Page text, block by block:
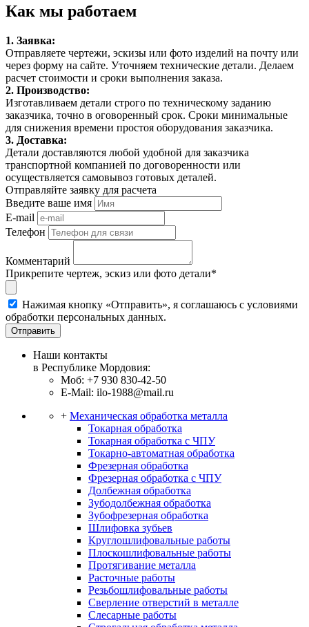
Как мы работаем
1. Заявка:
Отправляете чертежи, эскизы или фото изделий на почту или
через форму на сайте. Уточняем технические детали. Делаем
расчет стоимости и сроки выполнения заказа.
2. Производство:
Изготавливаем детали строго по техническому заданию
заказчика, точно в оговоренный срок. Сроки минимальные
для снижения времени простоя оборудования заказчика.
3. Доставка:
Детали доставляются любой удобной для заказчика
транспортной компанией по договоренности или
осуществляется самовывоз готовых деталей.
Отправляйте заявку для расчета
Введите ваше имя
E-mail
Телефон
Комментарий
Прикрепите чертеж, эскиз или фото детали*
Нажимая кнопку «Отправить», я соглашаюсь с условиями
обработки персональных данных.
Отправить
Наши контакты
в Республике Мордовия:
Моб: +7 930 830-42-50
E-Mail: ilo-1988@mail.ru
+ Механическая обработка металла
Токарная обработка
Токарная обработка с ЧПУ
Токарно-автоматная обработка
Фрезерная обработка
Фрезерная обработка c ЧПУ
Долбежная обработка
Зубодолбежная обработка
Зубофрезерная обработка
Шлифовка зубьев
Круглошлифовальные работы
Плоскошлифовальные работы
Протягивание металла
Расточные работы
Резьбошлифовальные работы
Сверление отверстий в металле
Слесарные работы